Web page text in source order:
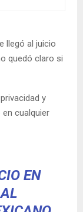
llegó al juicio
quedó claro si
y
cualquier
EN